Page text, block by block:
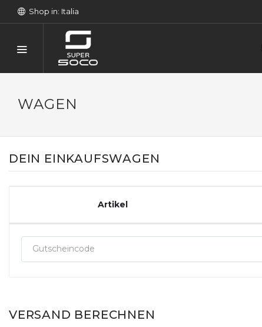
Shop in: Italia
WAGEN
DEIN EINKAUFSWAGEN
Artikel
VERSAND BERECHNEN